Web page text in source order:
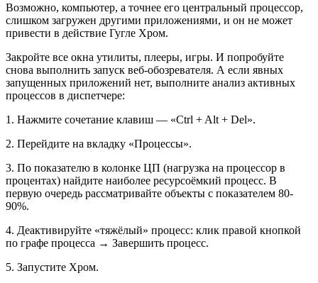
Возможно, компьютер, а точнее его центральный процессор,
слишком загружен другими приложениями, и он не может
привести в действие Гугле Хром.
Закройте все окна утилиты, плееры, игры. И попробуйте
снова выполнить запуск веб-обозревателя. А если явных
запущенных приложений нет, выполните анализ активных
процессов в диспетчере:
1. Нажмите сочетание клавиш — «Ctrl + Alt + Del».
2. Перейдите на вкладку «Процессы».
3. По показателю в колонке ЦП (нагрузка на процессор в
процентах) найдите наиболее ресурсоёмкий процесс. В
первую очередь рассматривайте объекты с показателем 80-
90%.
4. Деактивируйте «тяжёлый» процесс: клик правой кнопкой
по графе процесса → Завершить процесс.
5. Запустите Хром.